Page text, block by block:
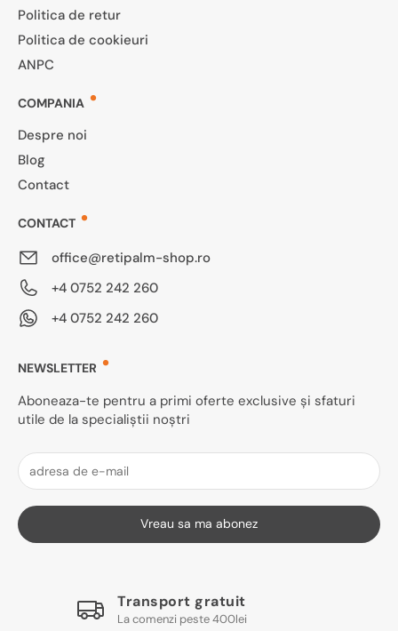
Politica de retur
Politica de cookieuri
ANPC
COMPANIA
Despre noi
Blog
Contact
CONTACT
office@retipalm-shop.ro
+4 0752 242 260
+4 0752 242 260
NEWSLETTER
Aboneaza-te pentru a primi oferte exclusive și sfaturi
utile de la specialiștii noștri
Vreau sa ma abonez
Transport gratuit
La comenzi peste 400lei